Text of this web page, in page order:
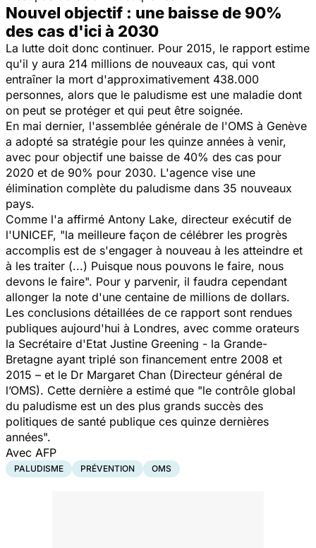
Nouvel objectif : une baisse de 90%
des cas d'ici à 2030
La lutte doit donc continuer. Pour 2015, le rapport estime
qu'il y aura 214 millions de nouveaux cas, qui vont
entraîner la mort d'approximativement 438.000
personnes, alors que le paludisme est une maladie dont
on peut se protéger et qui peut être soignée.
En mai dernier, l'assemblée générale de l'OMS à Genève
a adopté sa stratégie pour les quinze années à venir,
avec pour objectif une baisse de 40% des cas pour
2020 et de 90% pour 2030. L'agence vise une
élimination complète du paludisme dans 35 nouveaux
pays.
Comme l'a affirmé Antony Lake, directeur exécutif de
l'UNICEF, "la meilleure façon de célébrer les progrès
accomplis est de s'engager à nouveau à les atteindre et
à les traiter (...) Puisque nous pouvons le faire, nous
devons le faire". Pour y parvenir, il faudra cependant
allonger la note d'une centaine de millions de dollars.
Les conclusions détaillées de ce rapport sont rendues
publiques aujourd'hui à Londres, avec comme orateurs
la Secrétaire d'Etat Justine Greening - la Grande-
Bretagne ayant triplé son financement entre 2008 et
2015 – et le Dr Margaret Chan (Directeur général de
l’OMS). Cette dernière a estimé que "le contrôle global
du paludisme est un des plus grands succès des
politiques de santé publique ces quinze dernières
années".
Avec AFP
PALUDISME PRÉVENTION OMS